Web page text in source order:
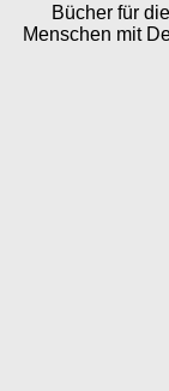
Bücher für
Menschen mit